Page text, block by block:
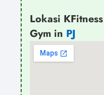
Lokasi
Gym in PJ